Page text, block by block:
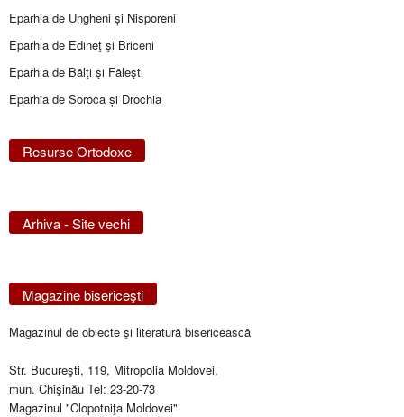
Eparhia de Ungheni și Nisporeni
Eparhia de Edineţ şi Briceni
Eparhia de Bălţi şi Făleşti
Eparhia de Soroca și Drochia
Resurse Ortodoxe
Arhiva - Site vechi
Magazine bisericeşti
Magazinul de obiecte şi literatură bisericească
Str. Bucureşti, 119, Mitropolia Moldovei,
mun. Chişinău Tel: 23-20-73
Magazinul "Clopotniţa Moldovei"